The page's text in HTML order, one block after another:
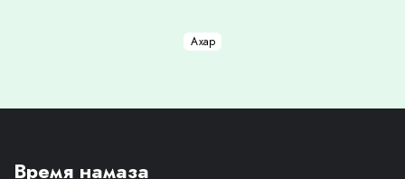
Ахар
Время намаза